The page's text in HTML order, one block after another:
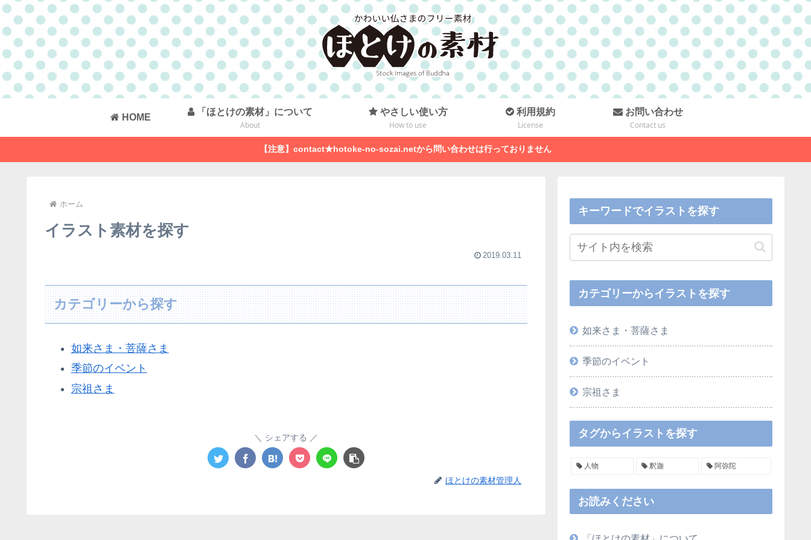
HOME
「ほとけの素材」について
About
やさしい使い方
How to use
利用規約
License
お問い合わせ
Contact us
【注意】contact★hotoke-no-sozai.netから問い合わせは行っておりません
ホーム
イラスト素材を探す
2019.03.11
カテゴリーから探す
如来さま・菩薩さま
季節のイベント
宗祖さま
シェアする
ほとけの素材管理人
キーワードでイラストを探す
カテゴリーからイラストを探す
如来さま・菩薩さま
季節のイベント
宗祖さま
タグからイラストを探す
人物 釈迦 阿弥陀
お読みください